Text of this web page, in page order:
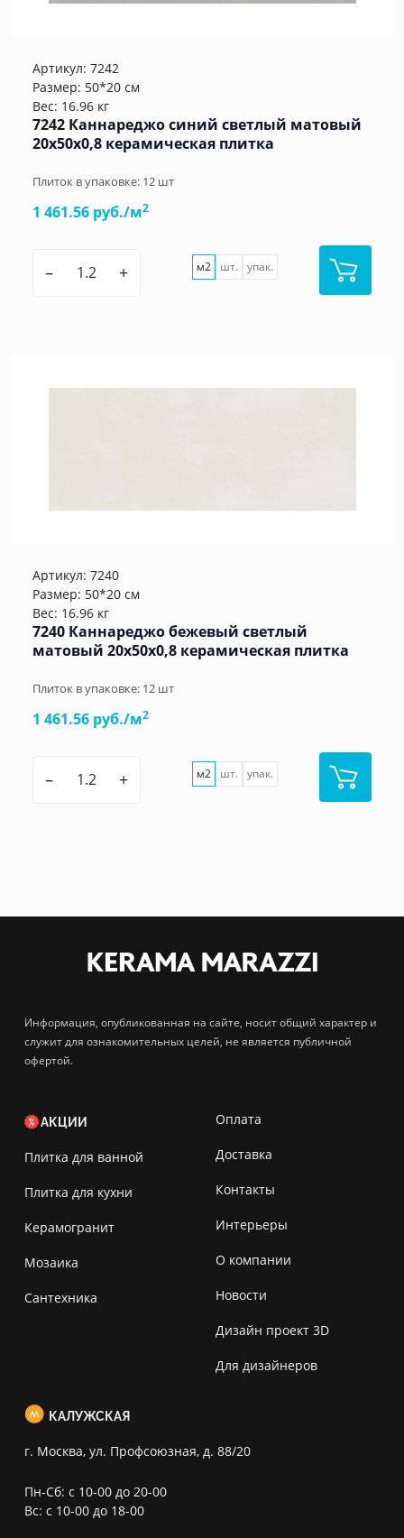
Артикул: 7242
Размер: 50*20 см
Вес: 16.96 кг
7242 Каннареджо синий светлый матовый
20x50x0,8 керамическая плитка
Плиток в упаковке: 12 шт
1 461.56 руб./м2
– + м2 шт. упак.
Артикул: 7240
Размер: 50*20 см
Вес: 16.96 кг
7240 Каннареджо бежевый светлый
матовый 20x50x0,8 керамическая плитка
Плиток в упаковке: 12 шт
1 461.56 руб./м2
– + м2 шт. упак.
Информация, опубликованная на сайте, носит общий характер и
служит для ознакомительных целей, не является публичной
офертой.
АКЦИИ
Плитка для ванной
Плитка для кухни
Керамогранит
Мозаика
Сантехника
Оплата
Доставка
Контакты
Интерьеры
О компании
Новости
Дизайн проект 3D
Для дизайнеров
КАЛУЖСКАЯ
г. Москва, ул. Профсоюзная, д. 88/20
Пн-Сб: с 10-00 до 20-00
Вс: с 10-00 до 18-00